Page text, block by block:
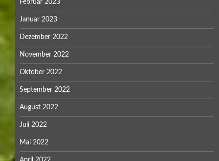
Februar 2023
Januar 2023
Dezember 2022
November 2022
Oktober 2022
September 2022
August 2022
Juli 2022
Mai 2022